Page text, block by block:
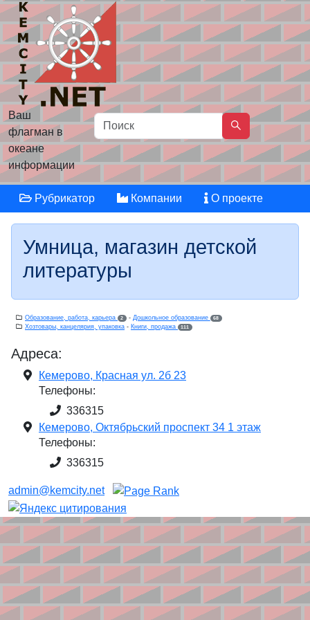
Ваш
флагман в
океане
информации
Рубрикатор Компании О проекте
Умница, магазин детской
литературы
Образование, работа, карьера 2 - Дошкольное образование 68
Хозтовары, канцелярия, упаковка - Книги, продажа 111
Адреса:
Кемерово, Красная ул. 2б 23
Телефоны:
336315
Кемерово, Октябрьский проспект 34 1 этаж
Телефоны:
336315
admin@kemcity.net